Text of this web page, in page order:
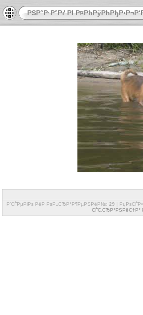
РЅР°Р·Р°Рґ РІ
Р’СЃРµРіРѕ РёР·РѕР±СЂР°Р¶РµРЅРёР№: 29 |
СЃС‚СЂР°РЅРёС†Р°